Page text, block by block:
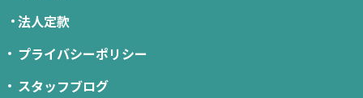
法人定款
プライバシーポリシー
スタッフブログ